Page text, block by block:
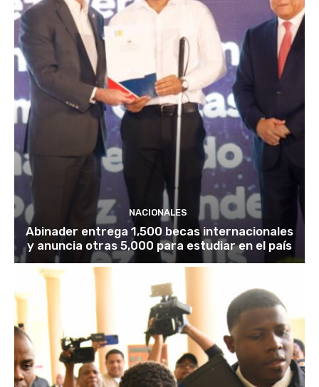
NACIONALES
Abinader entrega 1,500 becas internacionales
y anuncia otras 5,000 para estudiar en el país